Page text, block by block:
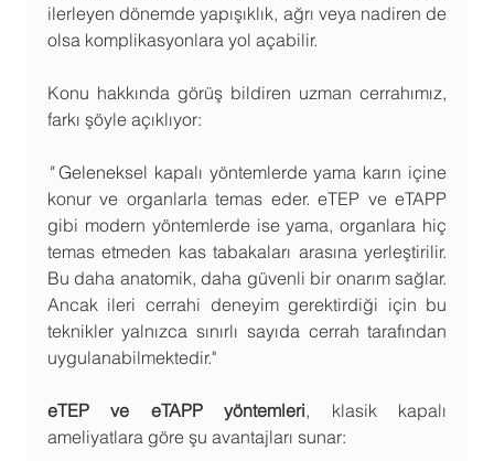
ilerleyen dönemde yapışıklık, ağrı veya nadiren de
olsa komplikasyonlara yol açabilir.
Konu hakkında görüş bildiren uzman cerrahımız,
farkı şöyle açıklıyor:
" Geleneksel kapalı yöntemlerde yama karın içine
konur ve organlarla temas eder. eTEP ve eTAPP
gibi modern yöntemlerde ise yama, organlara hiç
temas etmeden kas tabakaları arasına yerleştirilir.
Bu daha anatomik, daha güvenli bir onarım sağlar.
Ancak ileri cerrahi deneyim gerektirdiği için bu
teknikler yalnızca sınırlı sayıda cerrah tarafından
uygulanabilmektedir."
eTEP ve eTAPP yöntemleri, klasik kapalı
ameliyatlara göre şu avantajları sunar: